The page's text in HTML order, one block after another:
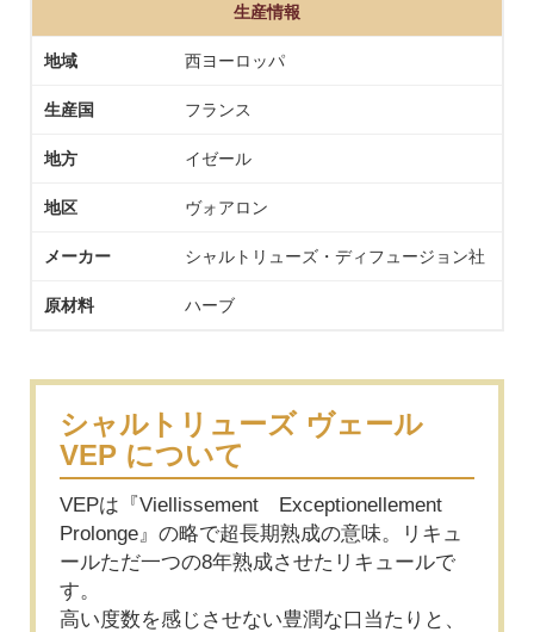
生産情報
地域 西ヨーロッパ
生産国 フランス
地方 イゼール
地区 ヴォアロン
メーカー シャルトリューズ・ディフュージョン社
原材料 ハーブ
シャルトリューズ ヴェール
VEP について
VEPは『Viellissement Exceptionellement
Prolonge』の略で超長期熟成の意味。リキュ
ールただ一つの8年熟成させたリキュールで
す。
高い度数を感じさせない豊潤な口当たりと、